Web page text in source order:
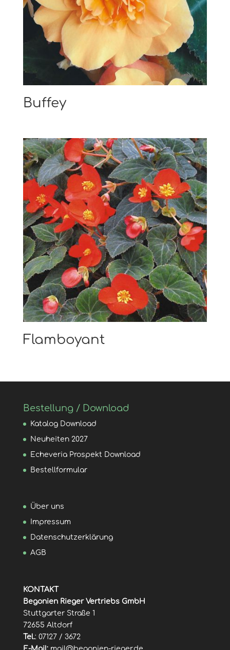
Buffey
Flamboyant
Bestellung / Download
Katalog Download
Neuheiten 2027
Echeveria Prospekt Download
Bestellformular
Über uns
Impressum
Datenschutzerklärung
AGB
KONTAKT
Begonien Rieger Vertriebs GmbH
Stuttgarter Straße 1
72655 Altdorf
Tel.: 07127 / 3672